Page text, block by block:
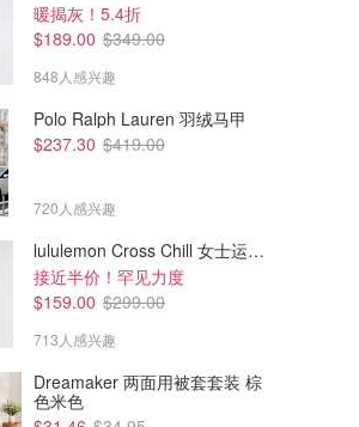
运动鞋
$62.00 $155.00
Salomon Rx Moc 3.0 慢跑鞋
天空蓝
暖揭灰！5.4折
$189.00 $349.00
848人感兴趣
Polo Ralph Lauren 羽绒马甲
$237.30 $419.00
720人感兴趣
lululemon Cross Chill 女士运动外套
接近半价！罕见力度
$159.00 $299.00
713人感兴趣
Dreamaker 两面用被套套装 棕
色米色